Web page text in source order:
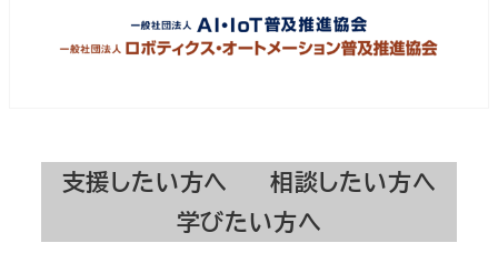
支援したい方へ
相談したい方へ
学びたい方へ